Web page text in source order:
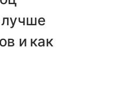
лучше
и как